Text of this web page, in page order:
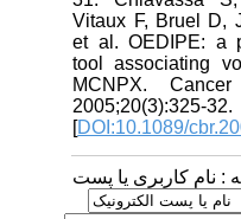
Vitaux F, Bruel
et al. OEDIPE: a
tool associating
MCNPX.
2005;20(3):325-32.
[DOI:10.1089/
: نام کاربری یا پست